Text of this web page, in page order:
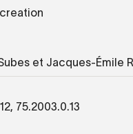
et Jacques-Émile
75.2003.0.13